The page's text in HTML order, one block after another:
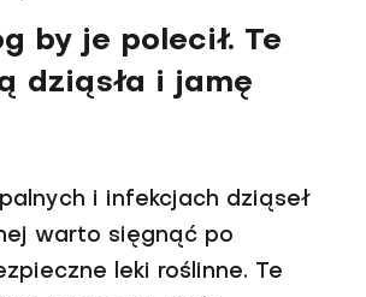
by je polecił. Te
dziąsła i jamę
i infekcjach dziąseł
warto sięgnąć po
leki roślinne. Te